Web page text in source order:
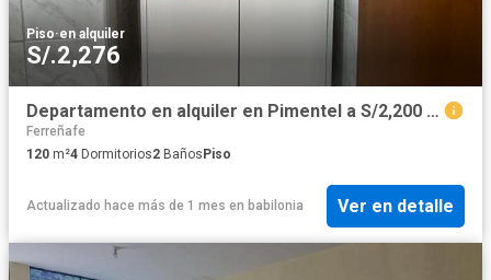
Piso·en alquiler
S/.2,276
Departamento en alquiler en Pimentel a S/2,200 al mes
Ferreñafe
120 m²4 Dormitorios2 Baños Piso
Actualizado hace más de 1 mes en babilonia Ver en detalle